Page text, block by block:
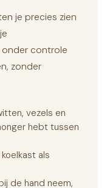
je precies zien
onder controle
zonder
vezels en
hebt tussen
als
de hand neem,